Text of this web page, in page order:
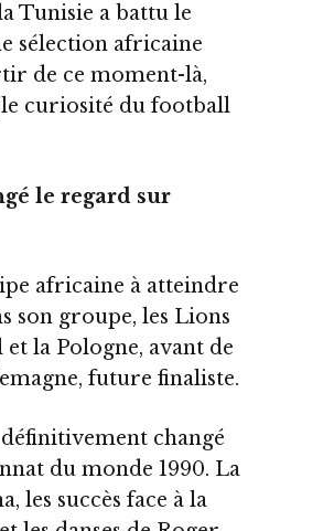
Tunisie a battu le
sélection africaine
de ce moment-là,
curiosité du football
le regard sur
africaine à atteindre
son groupe, les Lions
la Pologne, avant de
future finaliste.
changé
du monde 1990. La
les succès face à la